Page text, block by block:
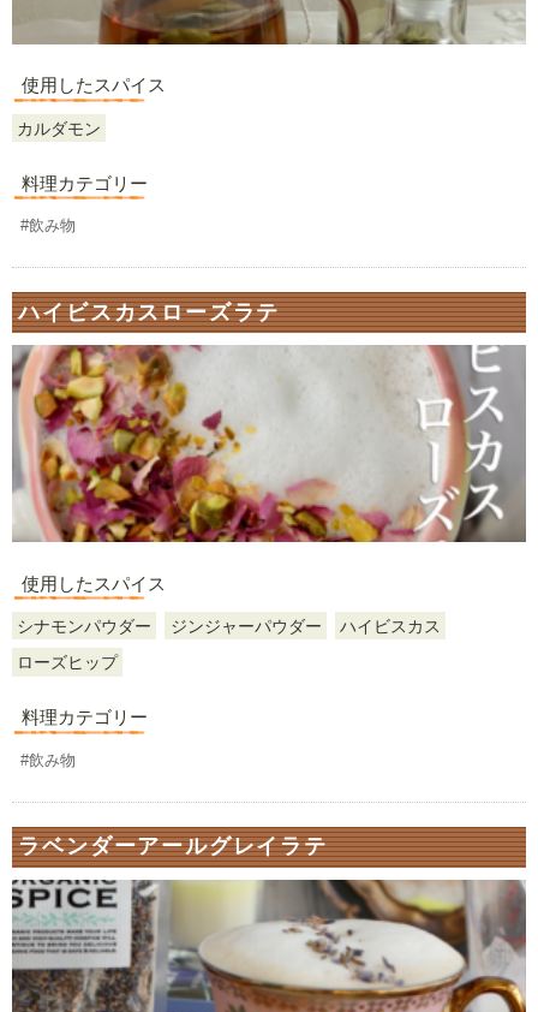
使用したスパイス
カルダモン
料理カテゴリー
#飲み物
ハイビスカスローズラテ
使用したスパイス
シナモンパウダー ジンジャーパウダー
ハイビスカス
ローズヒップ
料理カテゴリー
#飲み物
ラベンダーアールグレイラテ